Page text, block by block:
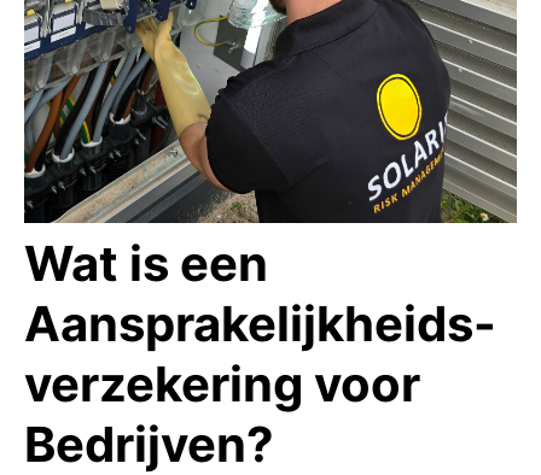
Wat is een
Aansprakelijkheids-
verzekering voor
Bedrijven?